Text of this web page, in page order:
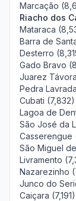
Marcação
Riacho dos
Mataraca
Barra de
Desterro
Gado Bravo
Juarez
Pedra
Cubati (7,832)
Lagoa de
São José da
Casserengue
São Miguel
Livramento
Nazarezinho
Junco do
Caiçara (7,191)